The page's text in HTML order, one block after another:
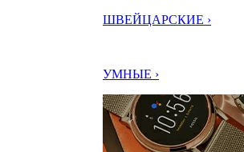
ШВЕЙЦАРСКИЕ ›
УМНЫЕ ›